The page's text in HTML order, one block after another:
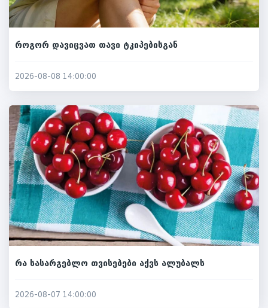
როგორ დავიცვათ თავი ტკიპებისგან
2026-08-08 14:00:00
რა სასარგებლო თვისებები აქვს ალუბალს
2026-08-07 14:00:00